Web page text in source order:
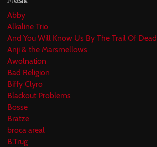
Abby
Alkaline Trio
And You Will Know Us By The Trail Of Dead
Anji & the Marsmellows
Awolnation
Bad Religion
Biffy Clyro
Blackout Problems
Bosse
Bratze
broca areal
B.Trug